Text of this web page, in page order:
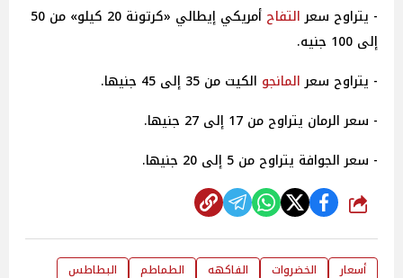
- يتراوح سعرالتفاح
أمريكي إيطالي «كرتونة 20 كيلو» من 50
إلى 100 جنيه.
- يتراوح سعرالمانجو الكيت من 35 إلى 45 جنيها.
- سعر الرمان يتراوح من 17 إلى 27 جنيها.
- سعر الجوافة يتراوح من 5 إلى 20 جنيها.
شارك
أسعار الخضروات الفاكهه الطماطم
البطاطس